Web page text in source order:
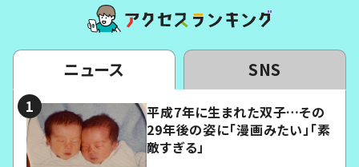
ニュース SNS
平成7年に生まれた双子…その
29年後の姿に「漫画みたい」「素
敵すぎる」